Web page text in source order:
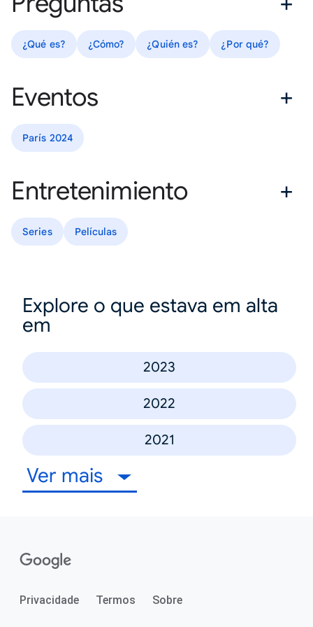
¿Qué es? ¿Cómo? ¿Quién es? ¿Por qué?
Eventos
París 2024
Entretenimiento
Series Películas
Explore o que estava em alta
em
2023
2022
2021
Ver mais
Privacidade Termos Sobre